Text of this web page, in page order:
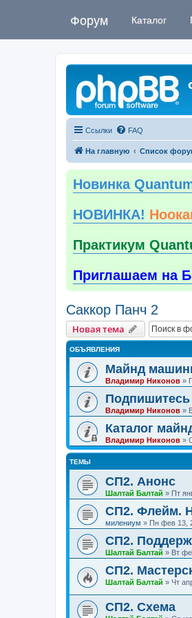
Форум Каталог
Ссылки FAQ
На главную Список
Новинка
НОВИНКА!
Практикум
Приглашаем на
Саккор Панч 2
Новая тема
ОБЪЯВЛЕНИЯ
Майнд
Владимир Никонов »
Владимир Никонов »
Каталог
Владимир Никонов »
ТЕМЫ
СП2. Анонс
Шалтай Балтай » Пт
СП2. Флейм.
милениум » Пн фев 13,
СП2.
Шалтай Балтай » Вт
СП2.
Шалтай Балтай » Чт
СП2. Схема